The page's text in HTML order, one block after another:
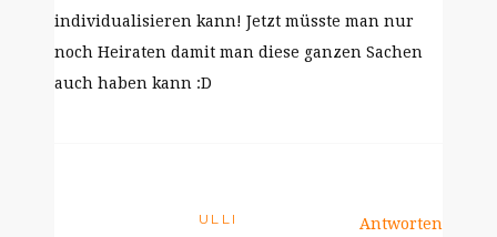
individualisieren kann! Jetzt müsste man nur
noch Heiraten damit man diese ganzen Sachen
auch haben kann :D
ULLI Antworten